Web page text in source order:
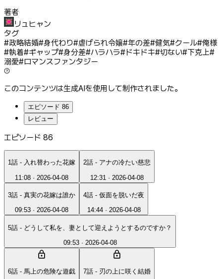
著者
リュヒャン
タグ
#政略結婚#身代わり#虐げられ令嬢#年の差#健気#クール#俺様
#執着#ギャップ#身分差#ハラハラ#ドキドキ#切ない#下克上#
溺愛#ロマンスファンタジー
このコンテンツは生成AIを使用して制作されました。
エピソード 86
レビュー
エピソード 86
1話 - 入れ替わった花嫁
11:08 · 2026-04-08
2話 - アナの冷たい慈悲
12:31 · 2026-04-08
3話 - 真実の花嫁は誰か
09:53 · 2026-04-08
4話 - 仮面を脱いだ夜
14:44· 2026-04-08
5話 - どうして私を、妻として迎えようとするのですか？
09:53· 2026-04-08
6話 - 馬上の危険な遊戯 7話 - 刃の上に咲く結婚